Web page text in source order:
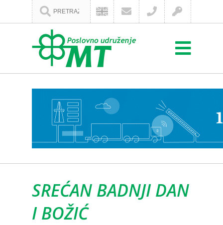
SREĆAN BADNJI DAN
I BOŽIĆ